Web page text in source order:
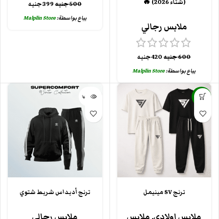
(شتاء 2026) 🔥
ملابس رجالي
600جنيه 420جنيه
يباع بواسطة:Malplin Store
500جنيه399جنيه
يباع بواسطة:Malplin Store
-24%
ترنج SV مينيمل
بيعت كلها
ترنج أديداس شريط شتوي